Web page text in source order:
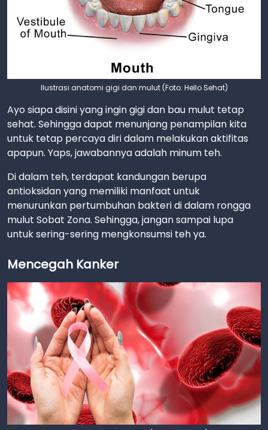
Ilustrasi anatomi gigi dan mulut (Foto: Hello Sehat)
Ayo siapa disini yang ingin gigi dan bau mulut tetap
sehat. Sehingga dapat menunjang penampilan kita
untuk tetap percaya diri dalam melakukan aktifitas
apapun. Yaps, jawabannya adalah minum teh.
Di dalam teh, terdapat kandungan berupa
antioksidan yang memiliki manfaat untuk
menurunkan pertumbuhan bakteri di dalam rongga
mulut Sobat Zona. Sehingga, jangan sampai lupa
untuk sering-sering mengkonsumsi teh ya.
Mencegah Kanker